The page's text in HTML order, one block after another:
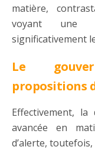
matière,
voyant une
significativement
Le
propositions
Effectivement,
avancée en
d’alerte,